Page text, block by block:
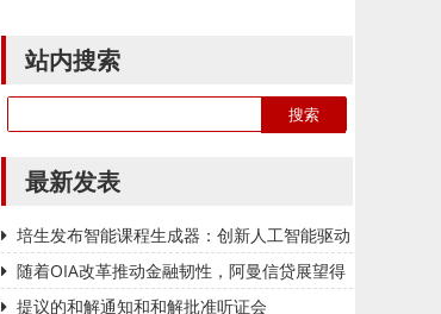
站内搜索
最新发表
培生发布智能课程生成器：创新人工智能驱动
教师备课方式变革
随着OIA改革推动金融韧性，阿曼信贷展望得
到加强
提议的和解通知和和解批准听证会